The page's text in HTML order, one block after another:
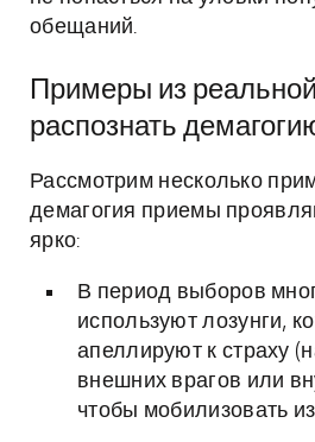
обещаний.
Примеры из
распознать
Рассмотрим несколько
демагогия приемы
ярко:
В период выборов
используют лозунги,
апеллируют к страху
внешних врагов или
чтобы мобилизовать